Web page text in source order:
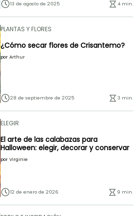
13 de agosto de 2025 4 min.
PLANTAS Y FLORES
¿Cómo secar flores de Crisantemo?
por Arthur
28 de septiembre de 2025 3 min.
ELEGIR
El arte de las calabazas para
Halloween: elegir, decorar y conservar
por Virginie
12 de enero de 2026 9 min.